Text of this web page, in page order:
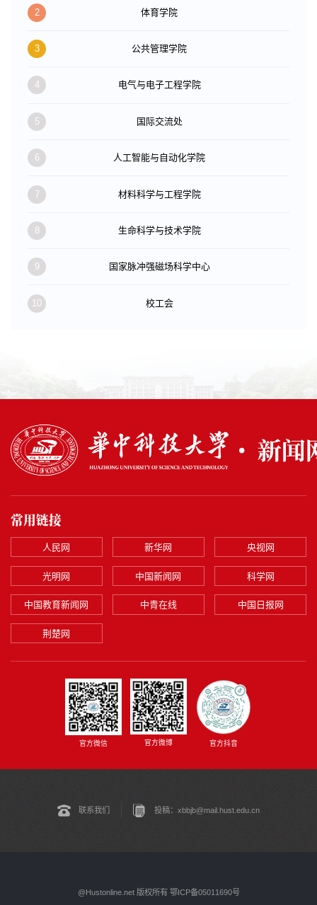
2 体育学院
3 公共管理学院
4 电气与电子工程学院
5 国际交流处
6 人工智能与自动化学院
7 材料科学与工程学院
8 生命科学与技术学院
9 国家脉冲强磁场科学中心
10 校工会
常用链接
人民网 新华网 央视网
光明网 中国新闻网 科学网
中国教育新闻网 中青在线 中国日报网
荆楚网
官方微信 官方微博 官方抖音
联系我们 投稿：xbbjb@mail.hust.edu.cn
@Hustonline.net 版权所有 鄂ICP备05011690号